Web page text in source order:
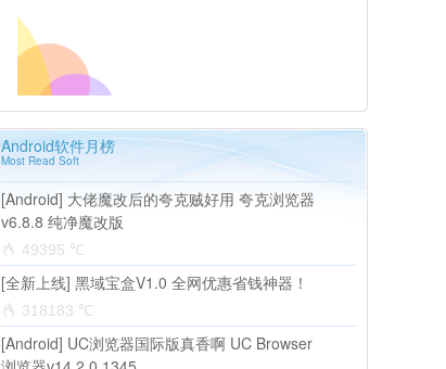
Android软件月榜
Most Read Soft
[Android] 大佬魔改后的夸克贼好用 夸克浏览器
v6.8.8 纯净魔改版
49395 ℃
[全新上线] 黑域宝盒V1.0 全网优惠省钱神器！
318183 ℃
[Android] UC浏览器国际版真香啊 UC Browser